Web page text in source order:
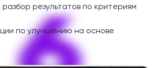
результатов по критериям
по улучшению на основе